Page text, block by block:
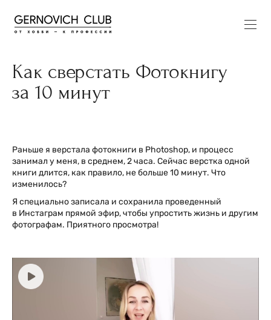
Как сверстать Фотокнигу
за 10 минут
Раньше я верстала фотокниги в Photoshop, и процесс
занимал у меня, в среднем, 2 часа. Сейчас верстка одной
книги длится, как правило, не больше 10 минут. Что
изменилось?
Я специально записала и сохранила проведенный
в Инстаграм прямой эфир, чтобы упростить жизнь и другим
фотографам. Приятного просмотра!